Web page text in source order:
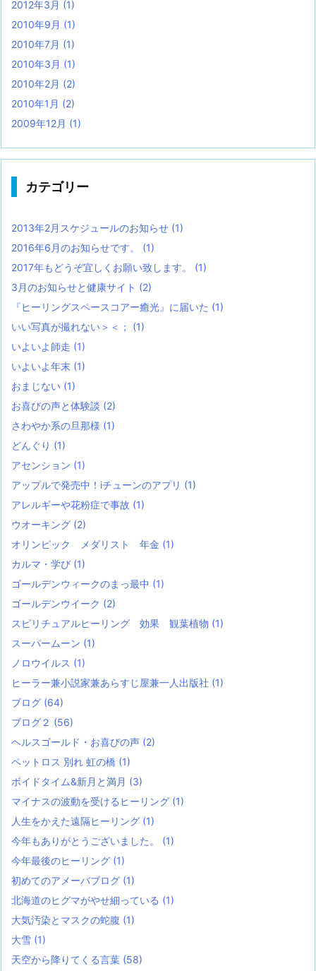
2012年3月 (1)
2010年9月 (1)
2010年7月 (1)
2010年3月 (1)
2010年2月 (2)
2010年1月 (2)
2009年12月 (1)
カテゴリー
2013年2月スケジュールのお知らせ (1)
2016年6月のお知らせです。 (1)
2017年もどうぞ宜しくお願い致します。 (1)
3月のお知らせと健康サイト (2)
『ヒーリングスペースコアー癒光』に届いた (1)
いい写真が撮れない＞＜； (1)
いよいよ師走 (1)
いよいよ年末 (1)
おまじない (1)
お喜びの声と体験談 (2)
さわやか系の旦那様 (1)
どんぐり (1)
アセンション (1)
アップルで発売中！iチューンのアプリ (1)
アレルギーや花粉症で事故 (1)
ウオーキング (2)
オリンピック メダリスト 年金 (1)
カルマ・学び (1)
ゴールデンウィークのまっ最中 (1)
ゴールデンウイーク (2)
スピリチュアルヒーリング 効果 観葉植物 (1)
スーパームーン (1)
ノロウイルス (1)
ヒーラー兼小説家兼あらすじ屋兼一人出版社 (1)
ブログ (64)
ブログ２ (56)
ヘルスゴールド・お喜びの声 (2)
ペットロス 別れ 虹の橋 (1)
ボイドタイム&新月と満月 (3)
マイナスの波動を受けるヒーリング (1)
人生をかえた遠隔ヒーリング (1)
今年もありがとうございました。 (1)
今年最後のヒーリング (1)
初めてのアメーバブログ (1)
北海道のヒグマがやせ細っている (1)
大気汚染とマスクの蛇腹 (1)
大雪 (1)
天空から降りてくる言葉 (58)